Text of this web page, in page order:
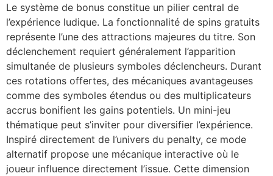
Le système de bonus constitue un pilier central de
l’expérience ludique. La fonctionnalité de spins gratuits
représente l’une des attractions majeures du titre. Son
déclenchement requiert généralement l’apparition
simultanée de plusieurs symboles déclencheurs. Durant
ces rotations offertes, des mécaniques avantageuses
comme des symboles étendus ou des multiplicateurs
accrus bonifient les gains potentiels. Un mini-jeu
thématique peut s’inviter pour diversifier l’expérience.
Inspiré directement de l’univers du penalty, ce mode
alternatif propose une mécanique interactive où le
joueur influence directement l’issue. Cette dimension